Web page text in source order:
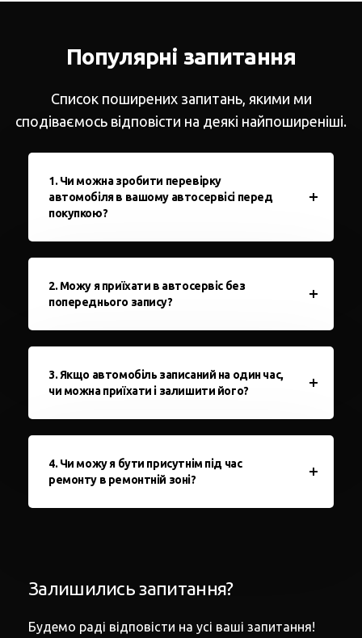
Популярні запитання
Список поширених запитань, якими ми
сподіваємось відповісти на деякі найпоширеніші.
1. Чи можна зробити перевірку
автомобіля в вашому автосервісі перед
покупкою?
2. Можу я приїхати в автосервіс без
попереднього запису?
3. Якщо автомобіль записаний на один час,
чи можна приїхати і залишити його?
4. Чи можу я бути присутнім під час
ремонту в ремонтній зоні?
Залишились запитання?
Будемо раді відповісти на усі ваші запитання!